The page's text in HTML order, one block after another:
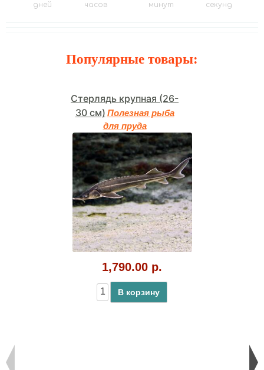
дней часов минут секунд
Популярные товары:
Стерлядь крупная (26-
30 см) Полезная рыба
для пруда
1,790.00 р.
В корзину